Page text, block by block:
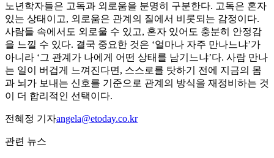
노년학자들은 고독과 외로움을 분명히 구분한다. 고독은 혼자
있는 상태이고, 외로움은 관계의 질에서 비롯되는 감정이다.
사람들 속에서도 외로울 수 있고, 혼자 있어도 충분히 안정감
을 느낄 수 있다. 결국 중요한 것은 ‘얼마나 자주 만나느냐’가
아니라 ‘그 관계가 나에게 어떤 상태를 남기느냐’다. 사람 만나
는 일이 버겁게 느껴진다면, 스스로를 탓하기 전에 지금의 몸
과 뇌가 보내는 신호를 기준으로 관계의 방식을 재정비하는 것
이 더 합리적인 선택이다.
전혜정 기자angela@etoday.co.kr
관련 뉴스